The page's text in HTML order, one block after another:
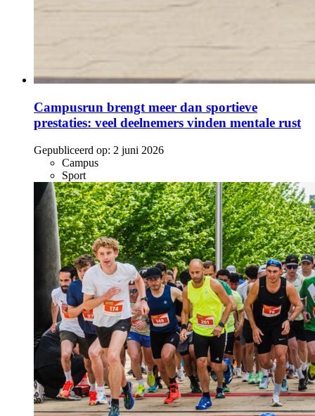
Campusrun brengt meer dan sportieve
prestaties: veel deelnemers vinden mentale rust
Gepubliceerd op: 2 juni 2026
Campus
Sport